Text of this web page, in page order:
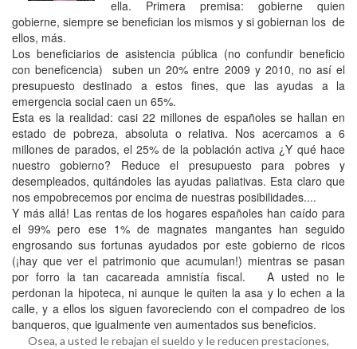
ella. Primera premisa: gobierne quien
gobierne, siempre se benefician los mismos y si gobiernan los de
ellos, más.
Los beneficiarios de asistencia pública (no confundir beneficio
con beneficencia) suben un 20% entre 2009 y 2010, no así el
presupuesto destinado a estos fines, que las ayudas a la
emergencia social caen un 65%.
Esta es la realidad: casi 22 millones de españoles se hallan en
estado de pobreza, absoluta o relativa. Nos acercamos a 6
millones de parados, el 25% de la población activa ¿Y qué hace
nuestro gobierno? Reduce el presupuesto para pobres y
desempleados, quitándoles las ayudas paliativas. Esta claro que
nos empobrecemos por encima de nuestras posibilidades....
Y más allá! Las rentas de los hogares españoles han caído para
el 99% pero ese 1% de magnates mangantes han seguido
engrosando sus fortunas ayudados por este gobierno de ricos
(¡hay que ver el patrimonio que acumulan!) mientras se pasan
por forro la tan cacareada amnistía fiscal. A usted no le
perdonan la hipoteca, ni aunque le quiten la asa y lo echen a la
calle, y a ellos los siguen favoreciendo con el compadreo de los
banqueros, que igualmente ven aumentados sus beneficios.
Osea, a usted le rebajan el sueldo y le reducen prestaciones,